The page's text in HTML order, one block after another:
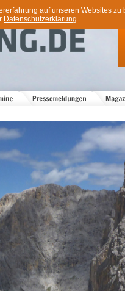
auf unseren Websites
Datenschutzerklärung.